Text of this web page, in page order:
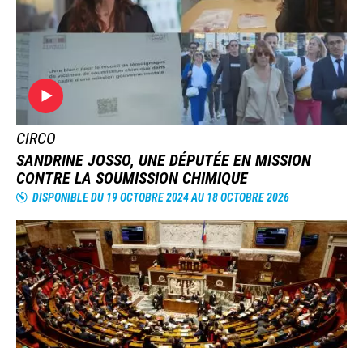
CIRCO
SANDRINE JOSSO, UNE DÉPUTÉE EN MISSION
CONTRE LA SOUMISSION CHIMIQUE
DISPONIBLE DU 19 OCTOBRE 2024 AU 18 OCTOBRE 2026
IMAGE